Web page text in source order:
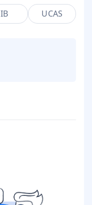
IB UCAS